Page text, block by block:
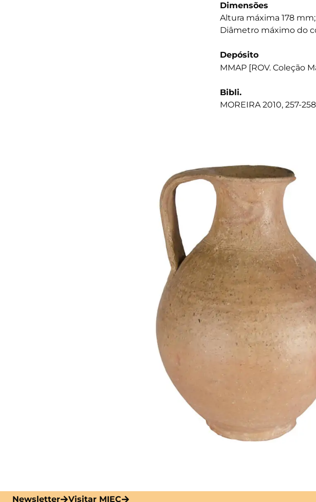
Dimensões
Altura máxima 178
Diâmetro máximo do
Depósito
MMAP [ROV. Coleção
Bibli.
MOREIRA 2010, 257-
Newsletter Visitar MIEC